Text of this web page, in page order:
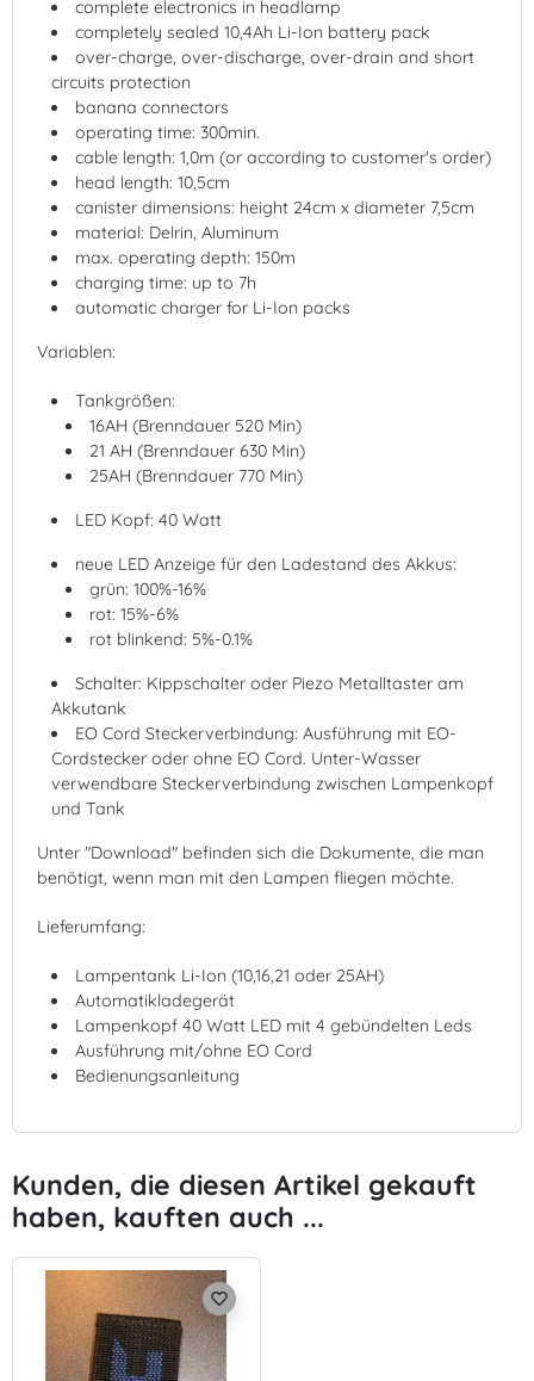
complete electronics in headlamp
completely sealed 10,4Ah Li-Ion battery pack
over-charge, over-discharge, over-drain and short
circuits protection
banana connectors
operating time: 300min.
cable length: 1,0m (or according to customer's order)
head length: 10,5cm
canister dimensions: height 24cm x diameter 7,5cm
material: Delrin, Aluminum
max. operating depth: 150m
charging time: up to 7h
automatic charger for Li-Ion packs
Variablen:
Tankgrößen:
16AH (Brenndauer 520 Min)
21 AH (Brenndauer 630 Min)
25AH (Brenndauer 770 Min)
LED Kopf: 40 Watt
neue LED Anzeige für den Ladestand des Akkus:
grün: 100%-16%
rot: 15%-6%
rot blinkend: 5%-0.1%
Schalter: Kippschalter oder Piezo Metalltaster am
Akkutank
EO Cord Steckerverbindung: Ausführung mit EO-
Cordstecker oder ohne EO Cord. Unter-Wasser
verwendbare Steckerverbindung zwischen Lampenkopf
und Tank
Unter "Download" befinden sich die Dokumente, die man
benötigt, wenn man mit den Lampen fliegen möchte.
Lieferumfang:
Lampentank Li-Ion (10,16,21 oder 25AH)
Automatikladegerät
Lampenkopf 40 Watt LED mit 4 gebündelten Leds
Ausführung mit/ohne EO Cord
Bedienungsanleitung
Kunden, die diesen Artikel gekauft
haben, kauften auch ...
favorite_border